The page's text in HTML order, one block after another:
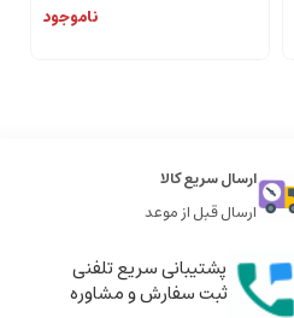
ناموجود
ارسال سریع کالا
ارسال قبل از موعد
پشتیبانی سریع تلفنی
ثبت سفارش و مشاوره